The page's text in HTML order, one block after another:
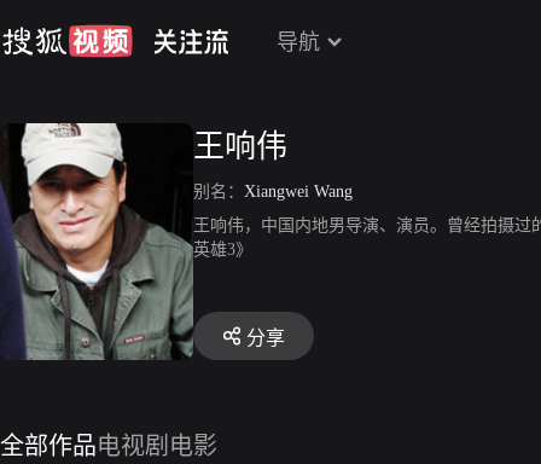
导航
王响伟
别名： Xiangwei Wang
王响伟，中国内地男导演、演员。曾经拍摄
英雄3》
分享
全部作品电视剧 电影